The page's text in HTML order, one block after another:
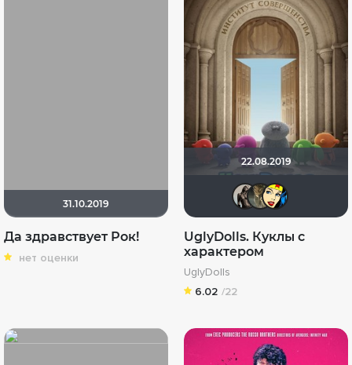
31.10.2019
Да здравствует Рок!
нет оценки
22.08.2019
UglyDolls. Куклы с
характером
UglyDolls
6.02 /22